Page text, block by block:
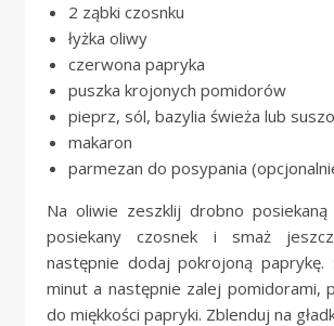
2 ząbki czosnku
łyżka oliwy
czerwona papryka
puszka krojonych pomidorów
pieprz, sól, bazylia świeża lub
makaron
parmezan do posypania
Na oliwie zeszklij drobno posiekaną
posiekany czosnek i smaż
następnie dodaj pokrojoną paprykę.
minut a następnie zalej pomidorami,
do miękkości papryki. Zblenduj na